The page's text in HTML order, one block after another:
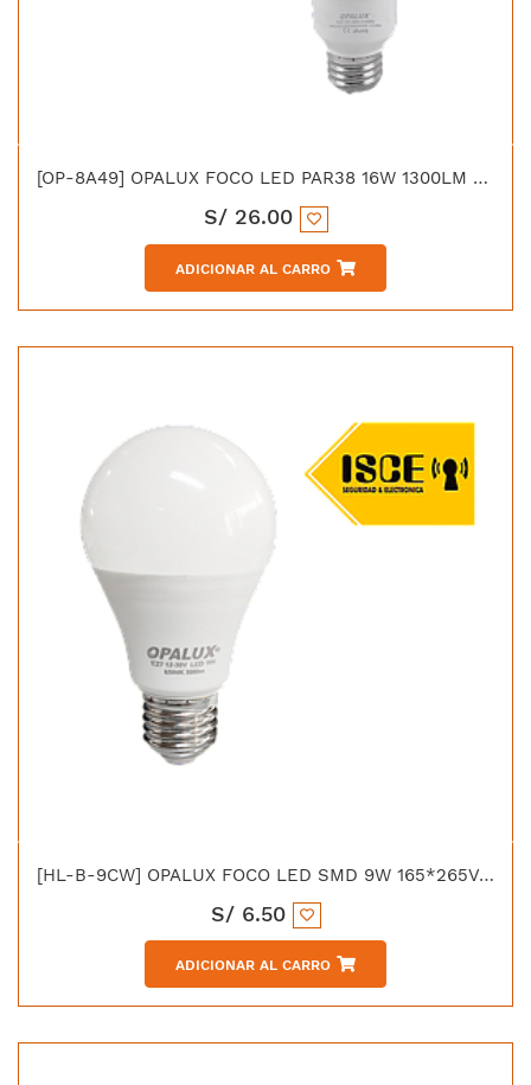
[OP-8A49] OPALUX FOCO LED PAR38 16W 1300LM 6500K 40°
S/ 26.00
ADICIONAR AL CARRO
[HL-B-9CW] OPALUX FOCO LED SMD 9W 165*265VAC E-27 LUZ BLANCA
S/ 6.50
ADICIONAR AL CARRO